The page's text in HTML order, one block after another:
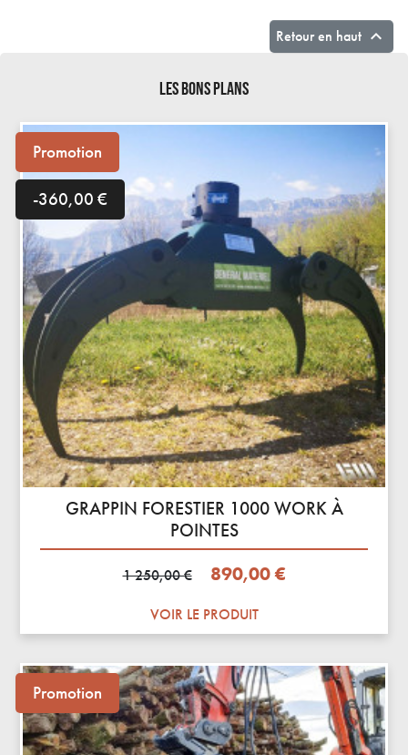
LES BONS PLANS
GRAPPIN FORESTIER 1000 WORK À
POINTES
Prix de base
1 250,00 € Prix890,00 €
VOIR LE PRODUIT
Promotion
-360,00 €
Promotion
Retour en haut 